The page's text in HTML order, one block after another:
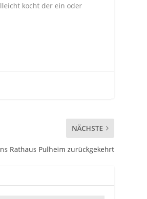
kocht der ein oder
NÄCHSTE
Rathaus Pulheim zurückgekehrt